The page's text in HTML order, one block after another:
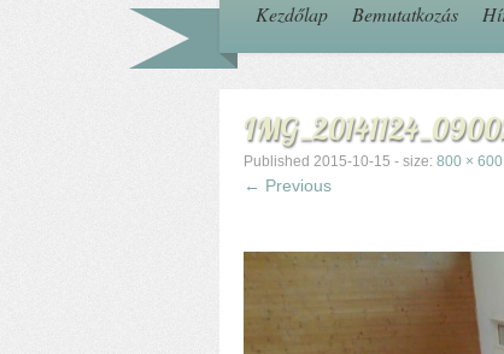
Kezdőlap Bemutatkozás
Published 2015-10-15 - size: 800 × 600
← Previous